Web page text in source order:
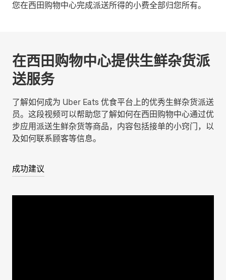
您在西田购物中心完成派送所得的小费全部归您所有。
在西田购物中心提供生鲜杂货派
送服务
了解如何成为 Uber Eats 优食平台上的优秀生鲜杂货派送
员。这段视频可以帮助您了解如何在西田购物中心通过优
步应用派送生鲜杂货等商品，内容包括接单的小窍门，以
及如何联系顾客等信息。
成功建议